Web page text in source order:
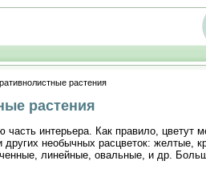
растения
растения
интерьера. Как правило, цветут
других необычных расцветок:
линейные, овальные, и др.